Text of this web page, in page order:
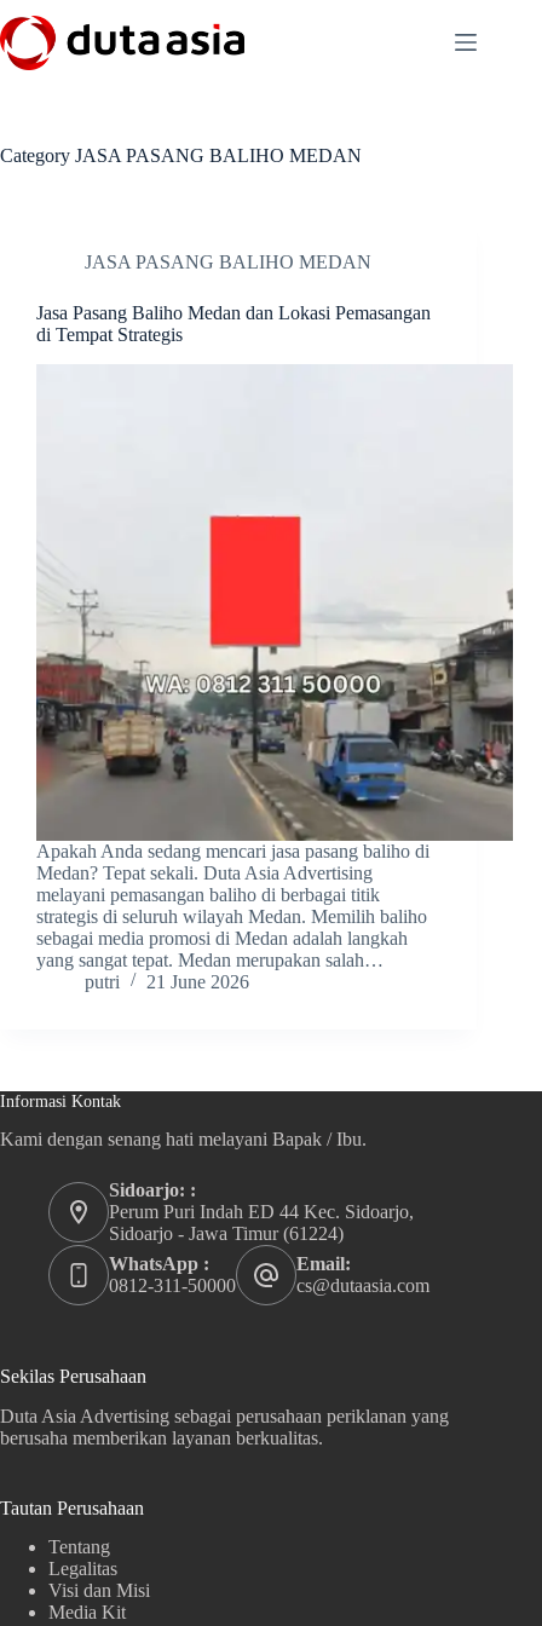
to
content
Category JASA PASANG BALIHO MEDAN
JASA PASANG BALIHO MEDAN
Jasa Pasang Baliho Medan dan Lokasi Pemasangan
di Tempat Strategis
Apakah Anda sedang mencari jasa pasang baliho di
Medan? Tepat sekali. Duta Asia Advertising
melayani pemasangan baliho di berbagai titik
strategis di seluruh wilayah Medan. Memilih baliho
sebagai media promosi di Medan adalah langkah
yang sangat tepat. Medan merupakan salah…
putri
21 June 2026
Informasi Kontak
Kami dengan senang hati melayani Bapak / Ibu.
Sidoarjo: :
Perum Puri Indah ED 44 Kec. Sidoarjo,
Sidoarjo - Jawa Timur (61224)
WhatsApp :
0812-311-50000
Email:
cs@dutaasia.com
Sekilas Perusahaan
Duta Asia Advertising sebagai perusahaan periklanan yang
berusaha memberikan layanan berkualitas.
Tautan Perusahaan
Tentang
Legalitas
Visi dan Misi
Media Kit